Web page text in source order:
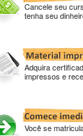
Cancele seu
tenha seu
Adquira
impressos e
Você se